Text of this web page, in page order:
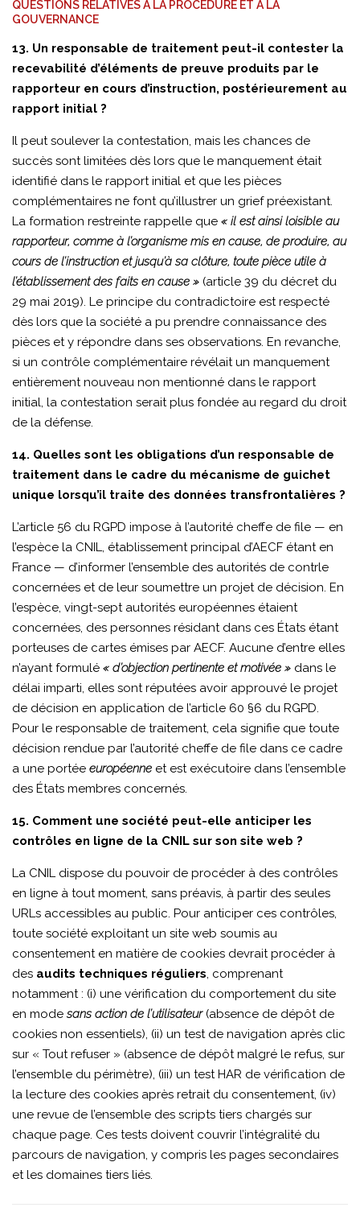
QUESTIONS RELATIVES À LA PROCÉDURE ET À LA
GOUVERNANCE
13. Un responsable de traitement peut-il contester la
recevabilité d’éléments de preuve produits par le
rapporteur en cours d’instruction, postérieurement au
rapport initial ?
Il peut soulever la contestation, mais les chances de
succès sont limitées dès lors que le manquement était
identifié dans le rapport initial et que les pièces
complémentaires ne font qu’illustrer un grief préexistant.
La formation restreinte rappelle que « il est ainsi loisible au
rapporteur, comme à l’organisme mis en cause, de produire, au
cours de l’instruction et jusqu’à sa clôture, toute pièce utile à
l’établissement des faits en cause » (article 39 du décret du
29 mai 2019). Le principe du contradictoire est respecté
dès lors que la société a pu prendre connaissance des
pièces et y répondre dans ses observations. En revanche,
si un contrôle complémentaire révélait un manquement
entièrement nouveau non mentionné dans le rapport
initial, la contestation serait plus fondée au regard du droit
de la défense.
14. Quelles sont les obligations d’un responsable de
traitement dans le cadre du mécanisme de guichet
unique lorsqu’il traite des données transfrontalières ?
L’article 56 du RGPD impose à l’autorité cheffe de file — en
l’espèce la CNIL, établissement principal d’AECF étant en
France — d’informer l’ensemble des autorités de contrle
concernées et de leur soumettre un projet de décision. En
l’espèce, vingt-sept autorités européennes étaient
concernées, des personnes résidant dans ces États étant
porteuses de cartes émises par AECF. Aucune d’entre elles
n’ayant formulé « d’objection pertinente et motivée » dans le
délai imparti, elles sont réputées avoir approuvé le projet
de décision en application de l’article 60 §6 du RGPD.
Pour le responsable de traitement, cela signifie que toute
décision rendue par l’autorité cheffe de file dans ce cadre
a une portée européenne et est exécutoire dans l’ensemble
des États membres concernés.
15. Comment une société peut-elle anticiper les
contrôles en ligne de la CNIL sur son site web ?
La CNIL dispose du pouvoir de procéder à des contrôles
en ligne à tout moment, sans préavis, à partir des seules
URLs accessibles au public. Pour anticiper ces contrôles,
toute société exploitant un site web soumis au
consentement en matière de cookies devrait procéder à
des audits techniques réguliers, comprenant
notamment : (i) une vérification du comportement du site
en modesans action de l’utilisateur(absence de dépôt de
cookies non essentiels), (ii) un test de navigation après clic
sur « Tout refuser » (absence de dépôt malgré le refus, sur
l’ensemble du périmètre), (iii) un test HAR de vérification de
la lecture des cookies après retrait du consentement, (iv)
une revue de l’ensemble des scripts tiers chargés sur
chaque page. Ces tests doivent couvrir l’intégralité du
parcours de navigation, y compris les pages secondaires
et les domaines tiers liés.